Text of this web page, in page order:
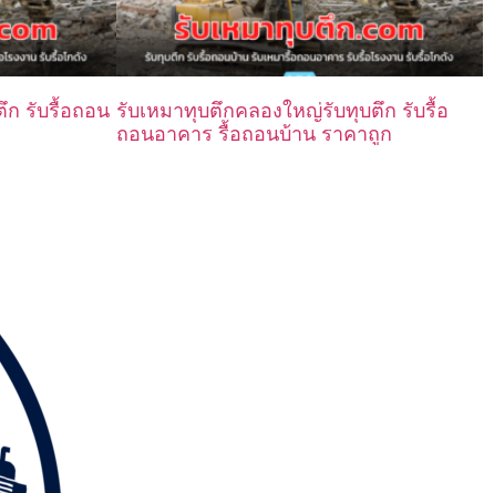
ก รับรื้อถอน รับเหมาทุบตึกคลองใหญ่รับทุบตึก รับรื้อ
ถอนอาคาร รื้อถอนบ้าน ราคาถูก